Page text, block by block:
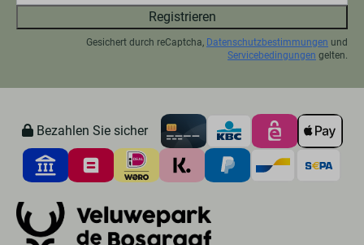
Registrieren
Gesichert durch reCaptcha, Datenschutzbestimmungen und
Servicebedingungen gelten.
Bezahlen Sie sicher